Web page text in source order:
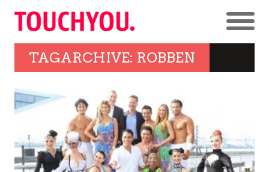
TAGARCHIVE: ROBBEN